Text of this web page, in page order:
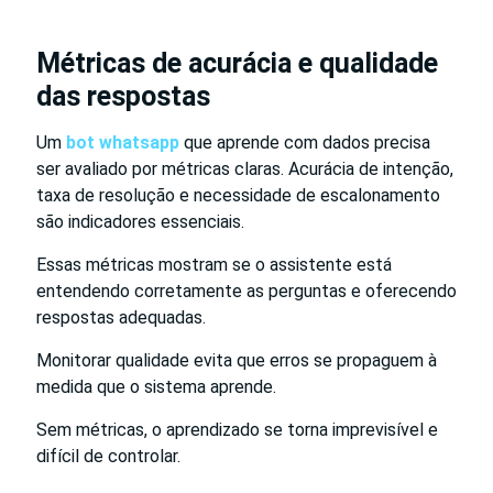
Métricas de acurácia e qualidade
das respostas
Um bot whatsapp que aprende com dados precisa
ser avaliado por métricas claras. Acurácia de intenção,
taxa de resolução e necessidade de escalonamento
são indicadores essenciais.
Essas métricas mostram se o assistente está
entendendo corretamente as perguntas e oferecendo
respostas adequadas.
Monitorar qualidade evita que erros se propaguem à
medida que o sistema aprende.
Sem métricas, o aprendizado se torna imprevisível e
difícil de controlar.